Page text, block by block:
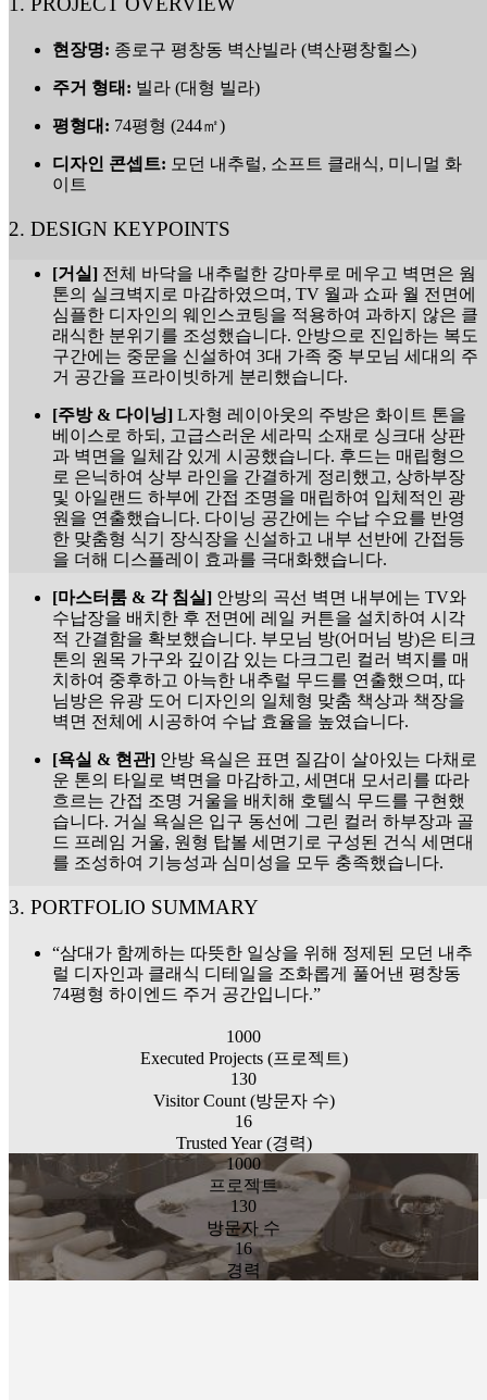
현장명: 종로구 평창동 벽산빌라 (벽산평창힐스)
주거 형태: 빌라 (대형 빌라)
평형대: 74평형 (244㎡)
디자인 콘셉트: 모던 내추럴, 소프트 클래식, 미니멀 화
이트
2. DESIGN KEYPOINTS
[거실] 전체 바닥을 내추럴한 강마루로 메우고 벽면은 웜
톤의 실크벽지로 마감하였으며, TV 월과 쇼파 월 전면에
심플한 디자인의 웨인스코팅을 적용하여 과하지 않은 클
래식한 분위기를 조성했습니다. 안방으로 진입하는 복도
구간에는 중문을 신설하여 3대 가족 중 부모님 세대의 주
거 공간을 프라이빗하게 분리했습니다.
[주방 & 다이닝] L자형 레이아웃의 주방은 화이트 톤을
베이스로 하되, 고급스러운 세라믹 소재로 싱크대 상판
과 벽면을 일체감 있게 시공했습니다. 후드는 매립형으
로 은닉하여 상부 라인을 간결하게 정리했고, 상하부장
및 아일랜드 하부에 간접 조명을 매립하여 입체적인 광
원을 연출했습니다. 다이닝 공간에는 수납 수요를 반영
한 맞춤형 식기 장식장을 신설하고 내부 선반에 간접등
을 더해 디스플레이 효과를 극대화했습니다.
[마스터룸 & 각 침실] 안방의 곡선 벽면 내부에는 TV와
수납장을 배치한 후 전면에 레일 커튼을 설치하여 시각
적 간결함을 확보했습니다. 부모님 방(어머님 방)은 티크
톤의 원목 가구와 깊이감 있는 다크그린 컬러 벽지를 매
치하여 중후하고 아늑한 내추럴 무드를 연출했으며, 따
님방은 유광 도어 디자인의 일체형 맞춤 책상과 책장을
벽면 전체에 시공하여 수납 효율을 높였습니다.
[욕실 & 현관] 안방 욕실은 표면 질감이 살아있는 다채로
운 톤의 타일로 벽면을 마감하고, 세면대 모서리를 따라
흐르는 간접 조명 거울을 배치해 호텔식 무드를 구현했
습니다. 거실 욕실은 입구 동선에 그린 컬러 하부장과 골
드 프레임 거울, 원형 탑볼 세면기로 구성된 건식 세면대
를 조성하여 기능성과 심미성을 모두 충족했습니다.
3. PORTFOLIO SUMMARY
“삼대가 함께하는 따뜻한 일상을 위해 정제된 모던 내추
럴 디자인과 클래식 디테일을 조화롭게 풀어낸 평창동
74평형 하이엔드 주거 공간입니다.”
1000
Executed Projects (프로젝트)
130
Visitor Count (방문자 수)
16
Trusted Year (경력)
1000
프로젝트
130
방문자 수
16
경력